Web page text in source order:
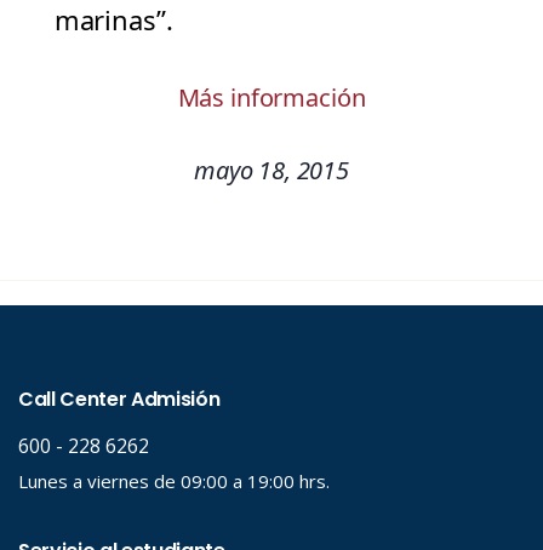
marinas”.
Más información
mayo 18, 2015